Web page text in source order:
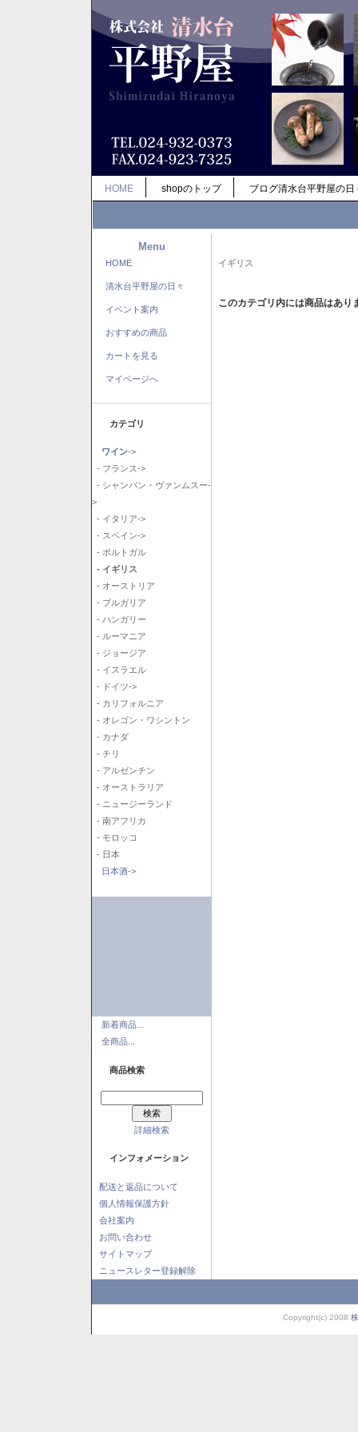
HOME shopのトップ ブログ清水台平野屋の日
Menu
HOME
清水台平野屋の日々
イベント案内
おすすめの商品
カートを見る
マイページへ
カテゴリ
ワイン->
- フランス->
- シャンパン・ヴァンムスー-
>
- イタリア->
- スペイン->
- ポルトガル
- イギリス
- オーストリア
- ブルガリア
- ハンガリー
- ルーマニア
- ジョージア
- イスラエル
- ドイツ->
- カリフォルニア
- オレゴン・ワシントン
- カナダ
- チリ
- アルゼンチン
- オーストラリア
- ニュージーランド
- 南アフリカ
- モロッコ
- 日本
日本酒->
新着商品...
全商品...
商品検索
詳細検索
インフォメーション
配送と返品について
個人情報保護方針
会社案内
お問い合わせ
サイトマップ
ニュースレター登録解除
イギリス
このカテゴリ内には商品はあり
Copyright(c) 2008